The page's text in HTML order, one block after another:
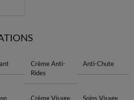
Crème Anti-
Rides
Anti-Chute
Crème Visage
Soins Visage